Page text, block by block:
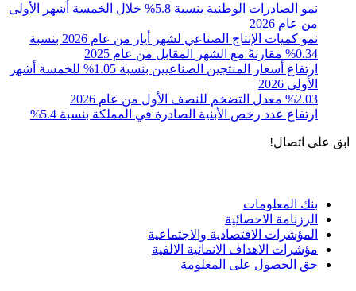
نمو الصادرات الوطنية بنسبة 5.8% خلال الخمسة أشهر الأولى
من عام 2026
نمو كميات الإنتاج الصناعي لشهر أيار من عام 2026 بنسبة
0.34% مقارنةً مع الشهر المقابل من عام 2025
ارتفاع أسعار المنتجين الصناعيين بنسبة 1.05% للخمسة أشهر
الأولى 2026
%2.03 معدل التضخم للنصف الأول من عام 2026
ارتفاع عدد رخص الأبنية الصادرة في المملكة بنسبة 5.4%
ابق على اتصال!
بنك المعلومات
الرزنامة الاحصائية
المؤشرات الاقتصادية والاجتماعية
مؤشرات الاهداف الانمائية الالفية
حق الحصول على المعلومة